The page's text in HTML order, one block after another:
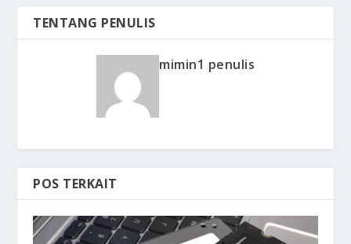
TENTANG PENULIS
mimin1 penulis
POS TERKAIT